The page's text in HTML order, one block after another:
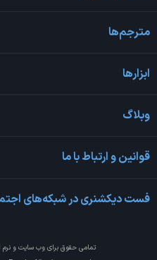
مترجم‌ها
ابزارها
وبلاگ
قوانین و ارتباط با ما
فست دیکشنری در شبکه‌های
تمامی حقوق برای وب سایت و نرم